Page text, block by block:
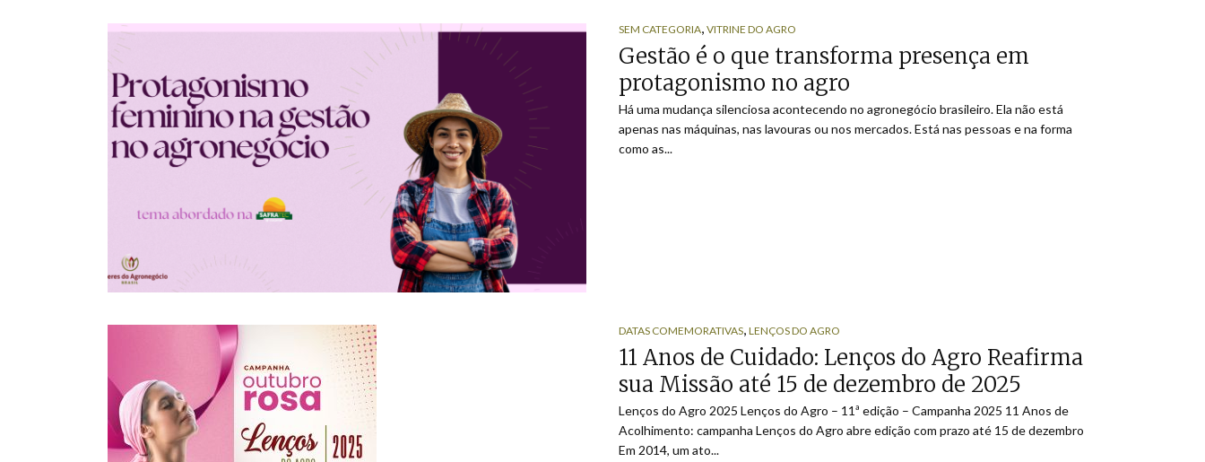
SEM CATEGORIA, VITRINE DO AGRO
Gestão é o que transforma presença em
protagonismo no agro
Há uma mudança silenciosa acontecendo no agronegócio brasileiro. Ela não está
apenas nas máquinas, nas lavouras ou nos mercados. Está nas pessoas e na forma
como as...
DATAS COMEMORATIVAS, LENÇOS DO AGRO
11 Anos de Cuidado: Lenços do Agro Reafirma
sua Missão até 15 de dezembro de 2025
Lenços do Agro 2025 Lenços do Agro – 11ª edição – Campanha 2025 11 Anos de
Acolhimento: campanha Lenços do Agro abre edição com prazo até 15 de dezembro
Em 2014, um ato...